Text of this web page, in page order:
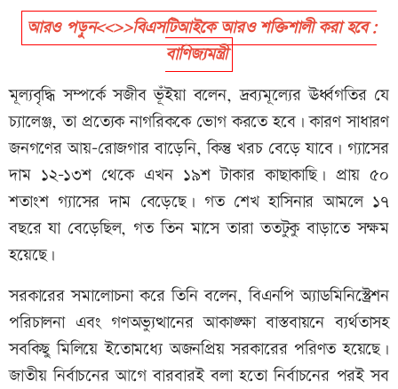
আরও পড়ুন<<>>বিএসটিআইকে আরও শক্তিশালী করা হবে:
বাণিজ্যমন্ত্রী
মূল্যবৃদ্ধি সম্পর্কে সজীব ভূঁইয়া বলেন, দ্রব্যমূল্যের ঊর্ধ্বগতির যে
চ্যালেঞ্জ, তা প্রত্যেক নাগরিককে ভোগ করতে হবে। কারণ সাধারণ
জনগণের আয়-রোজগার বাড়েনি, কিন্তু খরচ বেড়ে যাবে। গ্যাসের
দাম ১২-১৩শ থেকে এখন ১৯শ টাকার কাছাকাছি। প্রায় ৫০
শতাংশ গ্যাসের দাম বেড়েছে। গত শেখ হাসিনার আমলে ১৭
বছরে যা বেড়েছিল, গত তিন মাসে তারা ততটুকু বাড়াতে সক্ষম
হয়েছে।
সরকারের সমালোচনা করে তিনি বলেন, বিএনপি অ্যাডমিনিস্ট্রেশন
পরিচালনা এবং গণঅভ্যুত্থানের আকাঙ্ক্ষা বাস্তবায়নে ব্যর্থতাসহ
সবকিছু মিলিয়ে ইতোমধ্যে অজনপ্রিয় সরকারের পরিণত হয়েছে।
জাতীয় নির্বাচনের আগে বারবারই বলা হতো নির্বাচনের পরই সব